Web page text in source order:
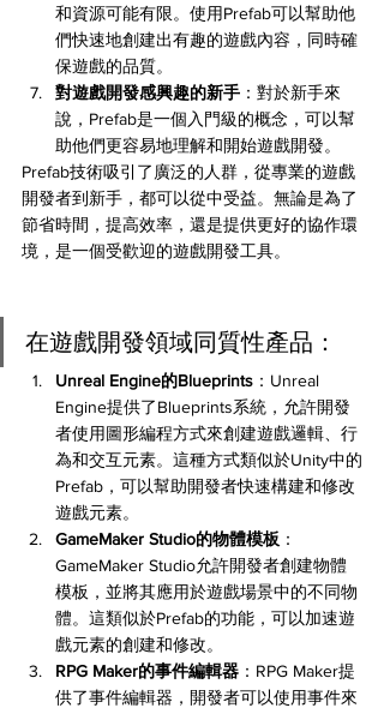
和資源可能有限。使用Prefab可以幫助他
們快速地創建出有趣的遊戲內容，同時確
保遊戲的品質。
對遊戲開發感興趣的新手 ：對於新手來
說，Prefab是一個入門級的概念，可以幫
助他們更容易地理解和開始遊戲開發。
Prefab技術吸引了廣泛的人群，從專業的遊戲
開發者到新手，都可以從中受益。無論是為了
節省時間，提高效率，還是提供更好的協作環
境，是一個受歡迎的遊戲開發工具。
在遊戲開發領域同質性產品：
Unreal Engine的Blueprints ：Unreal
Engine提供了Blueprints系統，允許開發
者使用圖形編程方式來創建遊戲邏輯、行
為和交互元素。這種方式類似於Unity中的
Prefab，可以幫助開發者快速構建和修改
遊戲元素。
GameMaker Studio的物體模板 ：
GameMaker Studio允許開發者創建物體
模板，並將其應用於遊戲場景中的不同物
體。這類似於Prefab的功能，可以加速遊
戲元素的創建和修改。
RPG Maker的事件編輯器 ：RPG Maker提
供了事件編輯器，開發者可以使用事件來